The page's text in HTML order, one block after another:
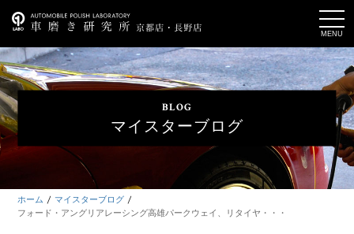
t
o
g
g
l
e
n
a
a
t
i
o
n
BLOG
マイスターブログ
ホーム
マイスターブログ
フォード・アングリアレーシング高雄パークウェイ、リタイヤ・・・